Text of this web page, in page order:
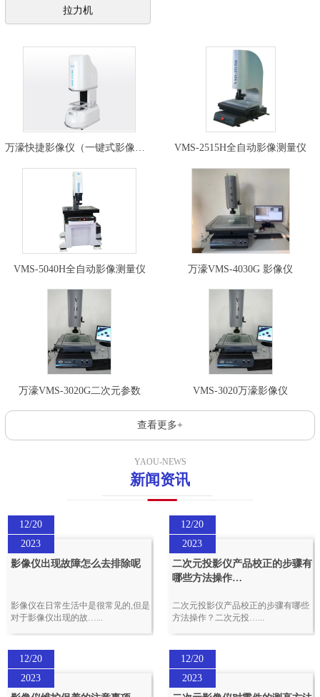
拉力机
万濠快捷影像仪（一键式影像测量… VMS-2515H全自动影像测量仪
VMS-5040H全自动影像测量仪 万濠VMS-4030G 影像仪
万濠VMS-3020G二次元参数 VMS-3020万濠影像仪
查看更多+
YAOU-NEWS
新闻资讯
12/20
2023
影像仪出现故障怎么去排除呢
影像仪在日常生活中是很常见的,但是
对于影像仪出现的故…...
12/20
2023
二次元投影仪产品校正的步骤有
哪些方法操作…
二次元投影仪产品校正的步骤有哪些
方法操作？二次元投…...
12/20
2023
12/20
2023